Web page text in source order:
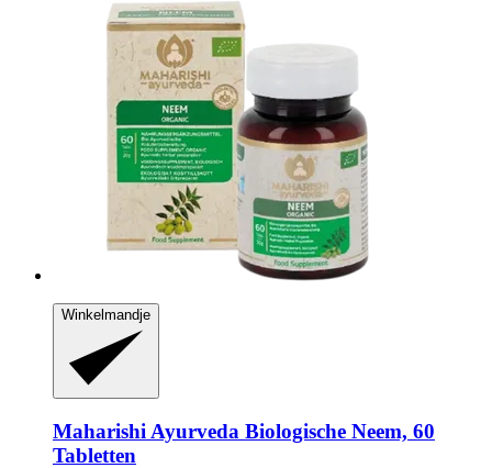
Winkelmandje
Maharishi Ayurveda Biologische Neem, 60
Tabletten